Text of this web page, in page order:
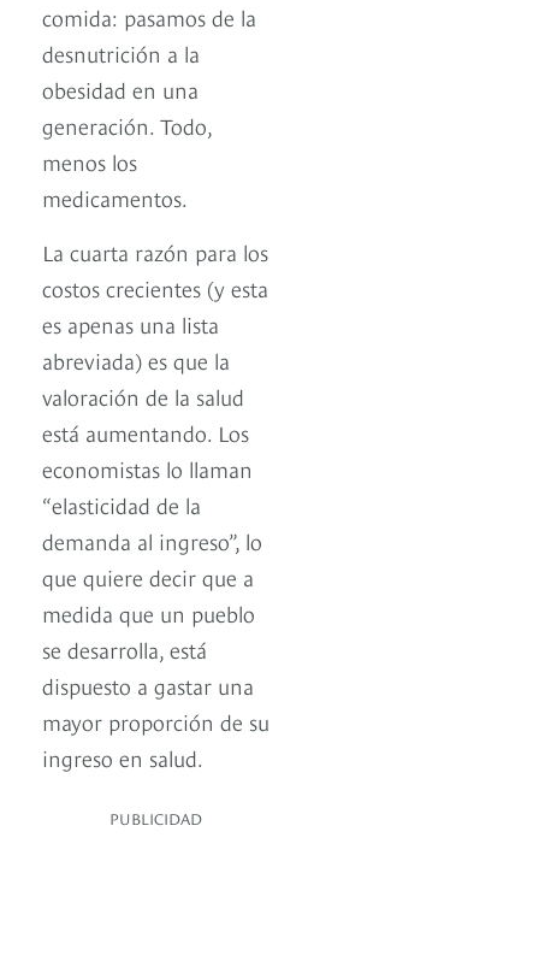
comida: pasamos de la
desnutrición a la
obesidad en una
generación. Todo,
menos los
medicamentos.
La cuarta razón para los
costos crecientes (y esta
es apenas una lista
abreviada) es que la
valoración de la salud
está aumentando. Los
economistas lo llaman
“elasticidad de la
demanda al ingreso”, lo
que quiere decir que a
medida que un pueblo
se desarrolla, está
dispuesto a gastar una
mayor proporción de su
ingreso en salud.
PUBLICIDAD